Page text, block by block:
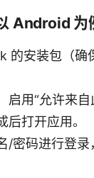
Android 为
的安装包（确
启用“允许来自
后打开应用。
/密码进行登录